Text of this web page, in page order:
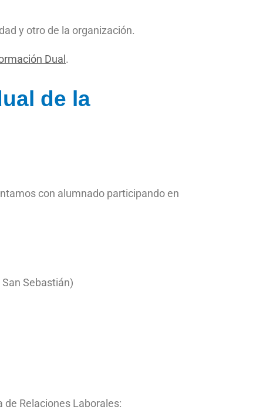
y otro de la organización.
Dual .
de la
con alumnado participando en
Sebastián)
Relaciones Laborales: